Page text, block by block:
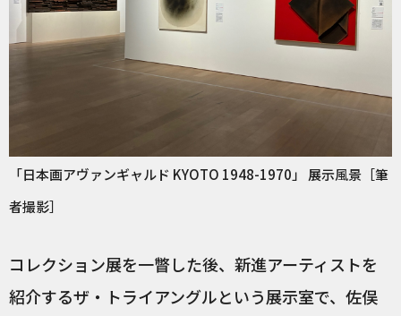
「日本画アヴァンギャルド KYOTO 1948-1970」 展示風景［筆
者撮影］
コレクション展を一瞥した後、新進アーティストを
紹介するザ・トライアングルという展示室で、佐俣